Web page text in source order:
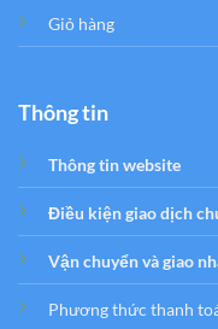
Giỏ hàng
Thông tin
Thông tin website
Điều kiện giao dịch
Vận chuyển và giao
Phương thức thanh